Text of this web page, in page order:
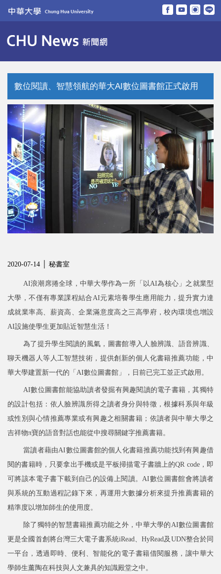
跳
要
內
數位閱讀、智慧領航的華大AI數位圖書館正式啟用
2020-07-14 │ 秘書室
AI浪潮席捲全球，中華大學作為一所「以AI為核心」之就業型
大學，不僅有專業課程結合AI元素培養學生應用能力，提升實力達
成就業率高、薪資高、企業滿意度高之三高學府，校內環境也增設
AI設施使學生更加貼近智慧生活！
為了提升學生閱讀的風氣，圖書館導入人臉辨識、語音辨識、
聊天機器人等人工智慧技術，提供創新的個人化書籍推薦功能，中
華大學建置新一代的「AI數位圖書館」，日前已完工並正式啟用。
AI數位圖書館能協助讀者發掘有興趣閱讀的電子書籍，其獨特
的設計包括：依人臉辨識所得之讀者身分與特徵，根據科系與年級
或性別與心情推薦專業或有興趣之相關書籍；依讀者與中華大學之
吉祥物π寶的語音對話也能從中搜尋關鍵字推薦書籍。
當讀者藉由AI數位圖書館的個人化書籍推薦功能找到有興趣借
閱的書籍時，只要拿出手機或是平板掃描電子書牆上的QR code，即
可將該本電子書下載到自己的設備上閱讀。AI數位圖書館會將讀者
與系統的互動過程記錄下來，再運用大數據分析來提升推薦書籍的
精準度以增加師生的使用度。
除了獨特的智慧書籍推薦功能之外，中華大學的AI數位圖書館
更是全國首創將台灣三大電子書系統iRead、HyRead及UDN整合於同
一平台，透過即時、便利、智能化的電子書籍借閱服務，讓中華大
學師生薰陶在科技與人文兼具的知識殿堂之中。